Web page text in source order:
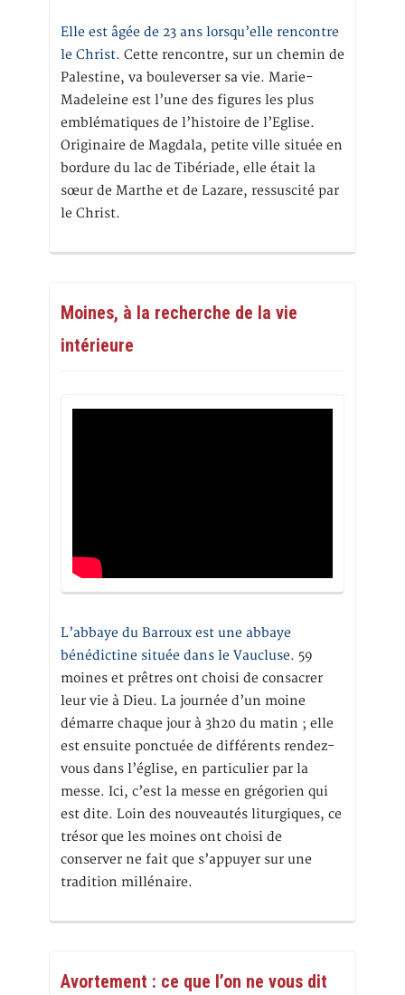
Elle est âgée de 23 ans lorsqu’elle rencontre
le Christ. Cette rencontre, sur un chemin de
Palestine, va bouleverser sa vie. Marie-
Madeleine est l’une des figures les plus
emblématiques de l’histoire de l’Eglise.
Originaire de Magdala, petite ville située en
bordure du lac de Tibériade, elle était la
sœur de Marthe et de Lazare, ressuscité par
le Christ.
Moines, à la recherche de la vie
intérieure
L’abbaye du Barroux est une abbaye
bénédictine située dans le Vaucluse. 59
moines et prêtres ont choisi de consacrer
leur vie à Dieu. La journée d’un moine
démarre chaque jour à 3h20 du matin ; elle
est ensuite ponctuée de différents rendez-
vous dans l’église, en particulier par la
messe. Ici, c’est la messe en grégorien qui
est dite. Loin des nouveautés liturgiques, ce
trésor que les moines ont choisi de
conserver ne fait que s’appuyer sur une
tradition millénaire.
Avortement : ce que l’on ne vous dit